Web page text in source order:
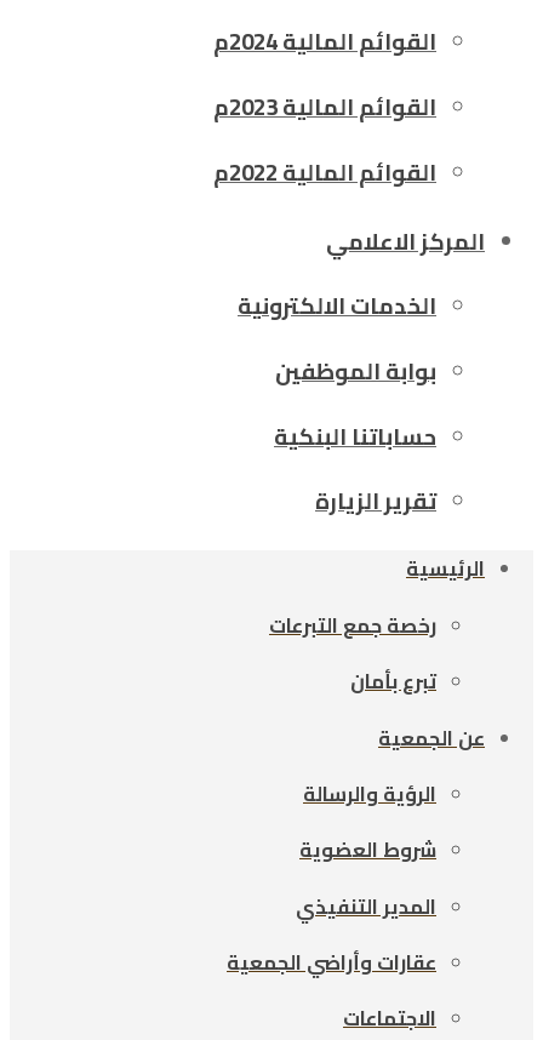
القوائم المالية 2024م
القوائم المالية 2023م
القوائم المالية 2022م
المركز الاعلامي
الخدمات الالكترونية
بوابة الموظفين
حساباتنا البنكية
تقرير الزيارة
الرئيسية
رخصة جمع التبرعات
تبرع بأمان
عن الجمعية
الرؤية والرسالة
شروط العضوية
المدير التنفيذي
عقارات وأراضي الجمعية
الاجتماعات